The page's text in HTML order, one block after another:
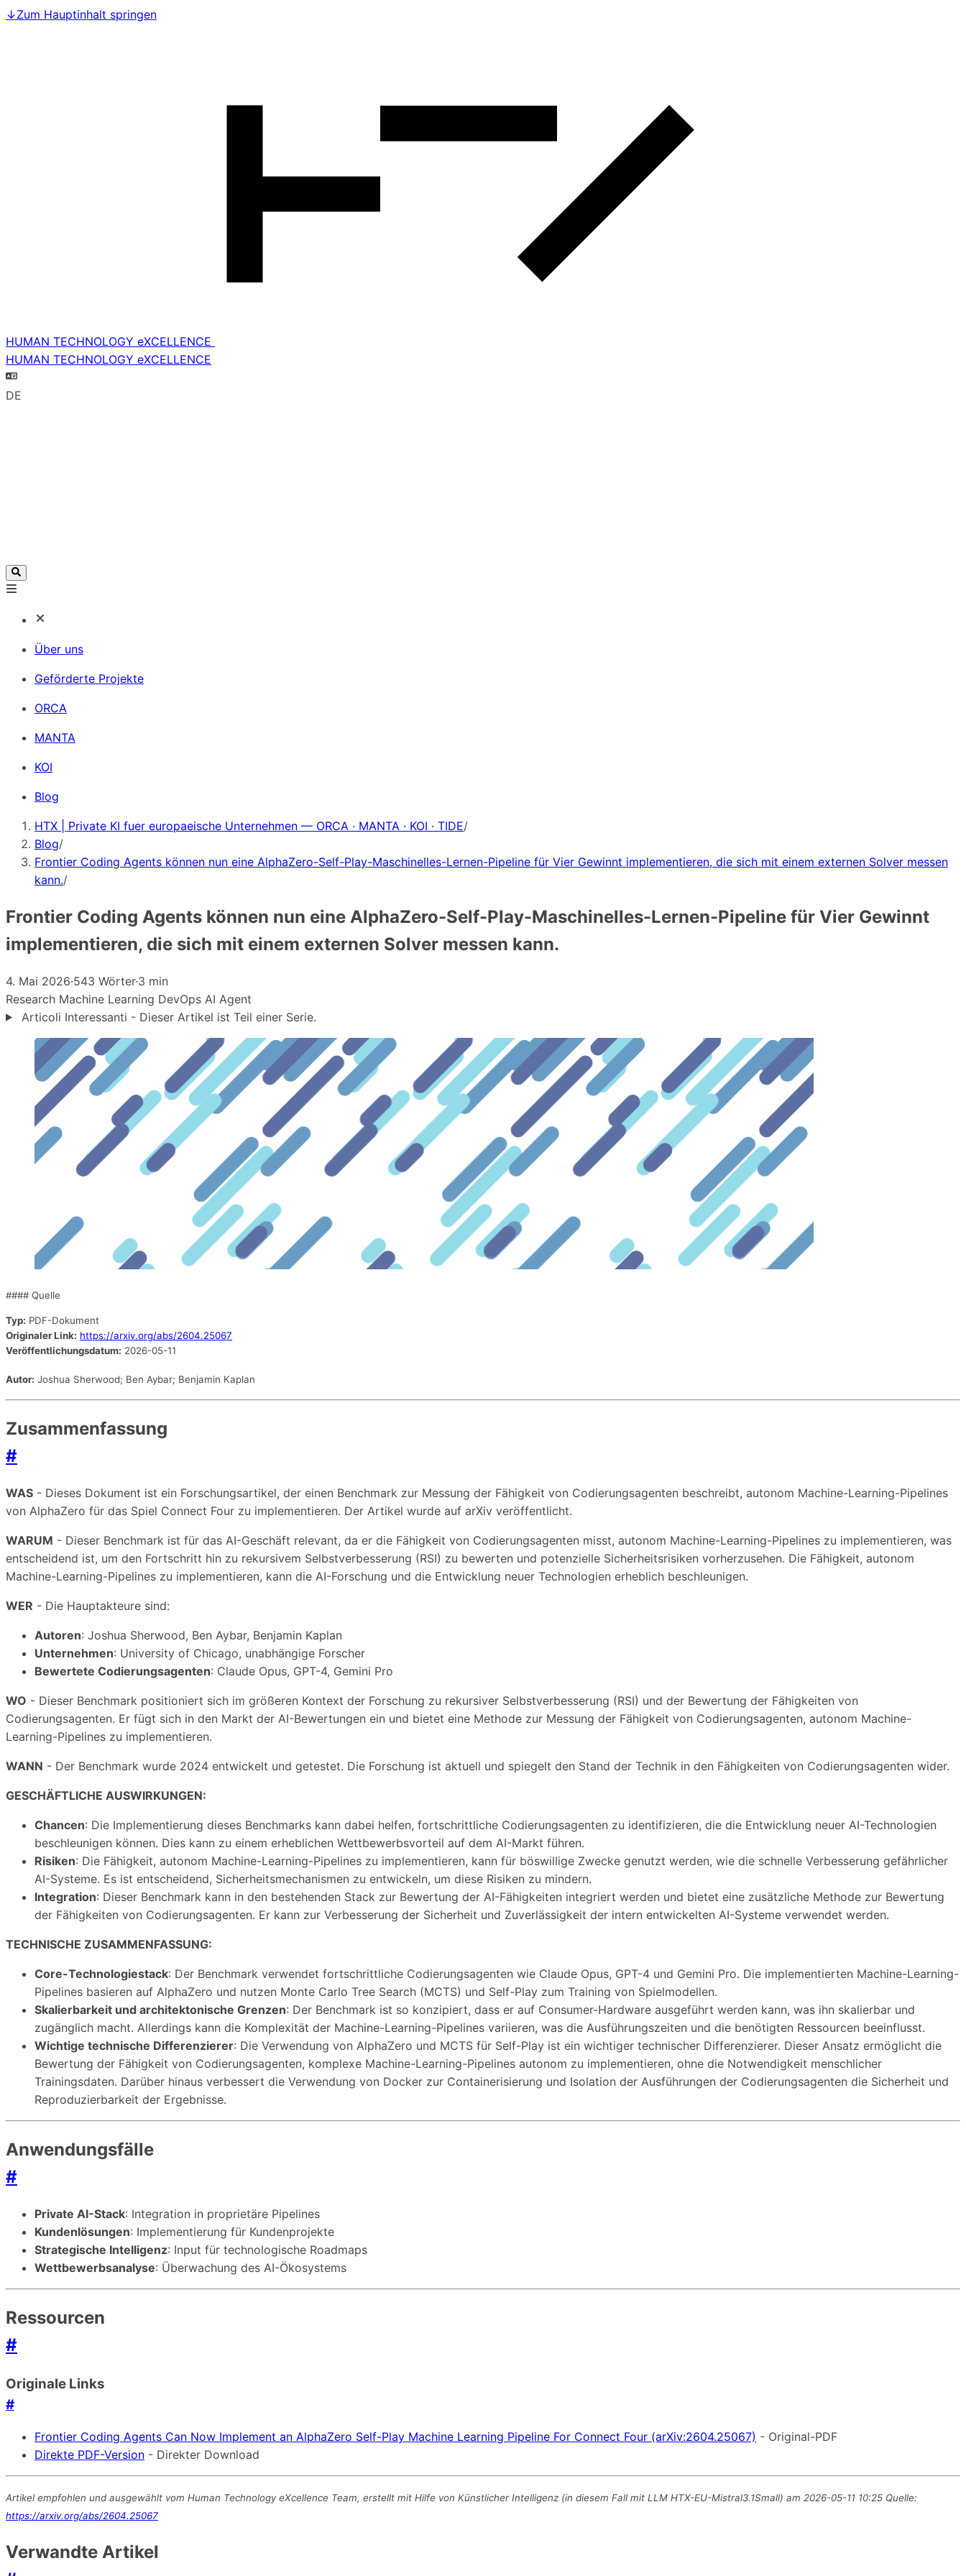
↓Zum Hauptinhalt springen
HUMAN TECHNOLOGY eXCELLENCE
HUMAN TECHNOLOGY eXCELLENCE
DE
Über uns
Geförderte Projekte
ORCA
MANTA
KOI
Blog
HTX | Private KI fuer europaeische Unternehmen — ORCA · MANTA · KOI · TIDE/
Blog/
Frontier Coding Agents können nun eine AlphaZero-Self-Play-Maschinelles-Lernen-Pipeline für Vier Gewinnt implementieren, die sich mit einem externen Solver messen
kann./
Frontier Coding Agents können nun eine AlphaZero-Self-Play-Maschinelles-Lernen-Pipeline für Vier Gewinnt
implementieren, die sich mit einem externen Solver messen kann.
4. Mai 2026·543 Wörter·3 min
Research Machine Learning DevOps AI Agent
Articoli Interessanti - Dieser Artikel ist Teil einer Serie.
#### Quelle
Typ: PDF-Dokument
Originaler Link: https://arxiv.org/abs/2604.25067
Veröffentlichungsdatum: 2026-05-11
Autor: Joshua Sherwood; Ben Aybar; Benjamin Kaplan
Zusammenfassung
#
WAS - Dieses Dokument ist ein Forschungsartikel, der einen Benchmark zur Messung der Fähigkeit von Codierungsagenten beschreibt, autonom Machine-Learning-Pipelines
von AlphaZero für das Spiel Connect Four zu implementieren. Der Artikel wurde auf arXiv veröffentlicht.
WARUM - Dieser Benchmark ist für das AI-Geschäft relevant, da er die Fähigkeit von Codierungsagenten misst, autonom Machine-Learning-Pipelines zu implementieren, was
entscheidend ist, um den Fortschritt hin zu rekursivem Selbstverbesserung (RSI) zu bewerten und potenzielle Sicherheitsrisiken vorherzusehen. Die Fähigkeit, autonom
Machine-Learning-Pipelines zu implementieren, kann die AI-Forschung und die Entwicklung neuer Technologien erheblich beschleunigen.
WER - Die Hauptakteure sind:
Autoren: Joshua Sherwood, Ben Aybar, Benjamin Kaplan
Unternehmen: University of Chicago, unabhängige Forscher
Bewertete Codierungsagenten: Claude Opus, GPT-4, Gemini Pro
WO - Dieser Benchmark positioniert sich im größeren Kontext der Forschung zu rekursiver Selbstverbesserung (RSI) und der Bewertung der Fähigkeiten von
Codierungsagenten. Er fügt sich in den Markt der AI-Bewertungen ein und bietet eine Methode zur Messung der Fähigkeit von Codierungsagenten, autonom Machine-
Learning-Pipelines zu implementieren.
WANN - Der Benchmark wurde 2024 entwickelt und getestet. Die Forschung ist aktuell und spiegelt den Stand der Technik in den Fähigkeiten von Codierungsagenten wider.
GESCHÄFTLICHE AUSWIRKUNGEN:
Chancen: Die Implementierung dieses Benchmarks kann dabei helfen, fortschrittliche Codierungsagenten zu identifizieren, die die Entwicklung neuer AI-Technologien
beschleunigen können. Dies kann zu einem erheblichen Wettbewerbsvorteil auf dem AI-Markt führen.
Risiken: Die Fähigkeit, autonom Machine-Learning-Pipelines zu implementieren, kann für böswillige Zwecke genutzt werden, wie die schnelle Verbesserung gefährlicher
AI-Systeme. Es ist entscheidend, Sicherheitsmechanismen zu entwickeln, um diese Risiken zu mindern.
Integration: Dieser Benchmark kann in den bestehenden Stack zur Bewertung der AI-Fähigkeiten integriert werden und bietet eine zusätzliche Methode zur Bewertung
der Fähigkeiten von Codierungsagenten. Er kann zur Verbesserung der Sicherheit und Zuverlässigkeit der intern entwickelten AI-Systeme verwendet werden.
TECHNISCHE ZUSAMMENFASSUNG:
Core-Technologiestack: Der Benchmark verwendet fortschrittliche Codierungsagenten wie Claude Opus, GPT-4 und Gemini Pro. Die implementierten Machine-Learning-
Pipelines basieren auf AlphaZero und nutzen Monte Carlo Tree Search (MCTS) und Self-Play zum Training von Spielmodellen.
Skalierbarkeit und architektonische Grenzen: Der Benchmark ist so konzipiert, dass er auf Consumer-Hardware ausgeführt werden kann, was ihn skalierbar und
zugänglich macht. Allerdings kann die Komplexität der Machine-Learning-Pipelines variieren, was die Ausführungszeiten und die benötigten Ressourcen beeinflusst.
Wichtige technische Differenzierer: Die Verwendung von AlphaZero und MCTS für Self-Play ist ein wichtiger technischer Differenzierer. Dieser Ansatz ermöglicht die
Bewertung der Fähigkeit von Codierungsagenten, komplexe Machine-Learning-Pipelines autonom zu implementieren, ohne die Notwendigkeit menschlicher
Trainingsdaten. Darüber hinaus verbessert die Verwendung von Docker zur Containerisierung und Isolation der Ausführungen der Codierungsagenten die Sicherheit und
Reproduzierbarkeit der Ergebnisse.
Anwendungsfälle
#
Private AI-Stack: Integration in proprietäre Pipelines
Kundenlösungen: Implementierung für Kundenprojekte
Strategische Intelligenz: Input für technologische Roadmaps
Wettbewerbsanalyse: Überwachung des AI-Ökosystems
Ressourcen
#
Originale Links
#
Frontier Coding Agents Can Now Implement an AlphaZero Self-Play Machine Learning Pipeline For Connect Four (arXiv:2604.25067) - Original-PDF
Direkte PDF-Version - Direkter Download
Artikel empfohlen und ausgewählt vom Human Technology eXcellence Team, erstellt mit Hilfe von Künstlicher Intelligenz (in diesem Fall mit LLM HTX-EU-Mistral3.1Small) am 2026-05-11 10:25 Quelle:
https://arxiv.org/abs/2604.25067
Verwandte Artikel